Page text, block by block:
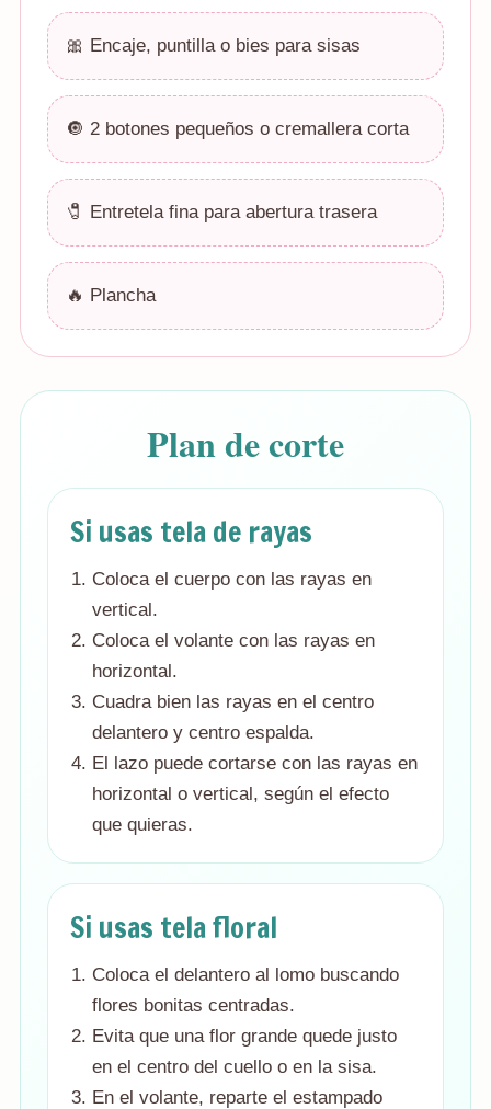
🎀 Encaje, puntilla o bies para sisas
🔘 2 botones pequeños o cremallera corta
🧷 Entretela fina para abertura trasera
🔥 Plancha
Plan de corte
Si usas tela de rayas
Coloca el cuerpo con las rayas en
vertical.
Coloca el volante con las rayas en
horizontal.
Cuadra bien las rayas en el centro
delantero y centro espalda.
El lazo puede cortarse con las rayas en
horizontal o vertical, según el efecto
que quieras.
Si usas tela floral
Coloca el delantero al lomo buscando
flores bonitas centradas.
Evita que una flor grande quede justo
en el centro del cuello o en la sisa.
En el volante, reparte el estampado